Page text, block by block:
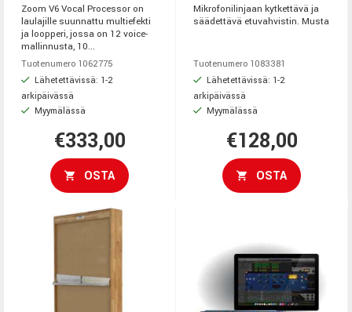
Zoom V6 Vocal Processor on
laulajille suunnattu multiefekti
ja loopperi, jossa on 12 voice-
mallinnusta, 10...
Tuotenumero 1062775
Lähetettävissä: 1-2
arkipäivässä
Myymälässä
€333,00
OSTA
Mikrofonilinjaan kytkettävä ja
säädettävä etuvahvistin. Musta
Tuotenumero 1083381
Lähetettävissä: 1-2
arkipäivässä
Myymälässä
€128,00
OSTA